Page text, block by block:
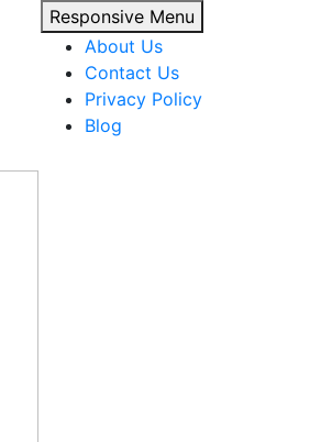
Responsive Menu
About Us
Contact Us
Privacy Policy
Blog